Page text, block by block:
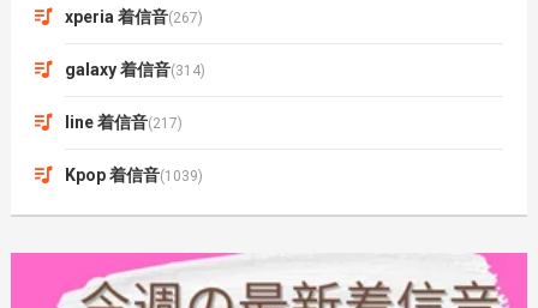
xperia 着信音(267)
galaxy 着信音(314)
line 着信音(217)
Kpop 着信音(1039)